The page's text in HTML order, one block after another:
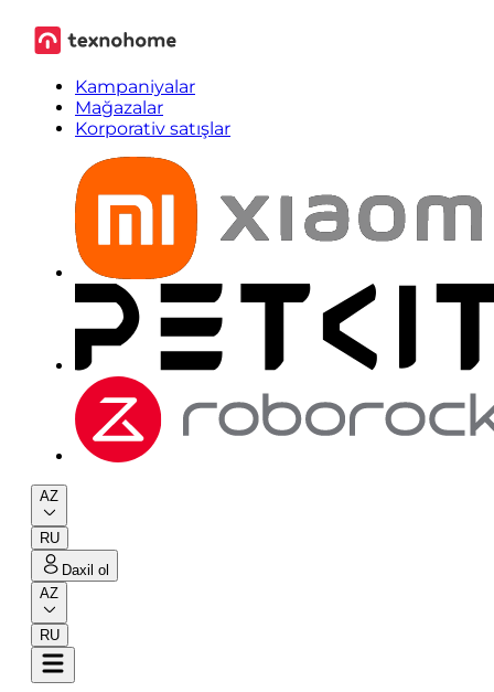
Kampaniyalar
Mağazalar
Korporativ satışlar
AZ
RU
Daxil ol
AZ
RU